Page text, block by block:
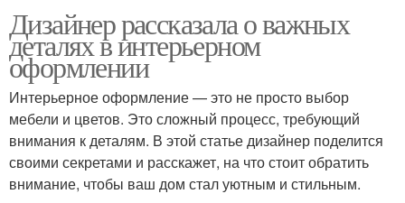
Дизайнер рассказала о важных
деталях в интерьерном
оформлении
Интерьерное оформление — это не просто выбор
мебели и цветов. Это сложный процесс, требующий
внимания к деталям. В этой статье дизайнер поделится
своими секретами и расскажет, на что стоит обратить
внимание, чтобы ваш дом стал уютным и стильным.